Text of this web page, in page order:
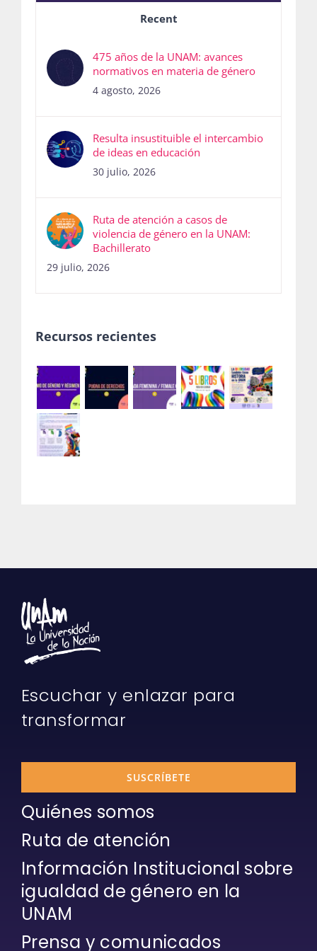
Recent
475 años de la UNAM: avances
normativos en materia de género
4 agosto, 2026
Resulta insustituible el intercambio
de ideas en educación
30 julio, 2026
Ruta de atención a casos de
violencia de género en la UNAM:
Bachillerato
29 julio, 2026
Recursos recientes
Escuchar y enlazar para
transformar
SUSCRÍBETE
Quiénes somos
Ruta de atención
Información Institucional sobre
igualdad de género en la
UNAM
Prensa y comunicados